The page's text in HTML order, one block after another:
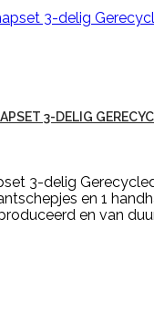
3-DELIG
3-delig
en 1
en van